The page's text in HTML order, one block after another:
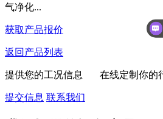
气净化...
获取产品报价
返回产品列表
提供您的工况信息 在线定制你的
提交信息 联系我们